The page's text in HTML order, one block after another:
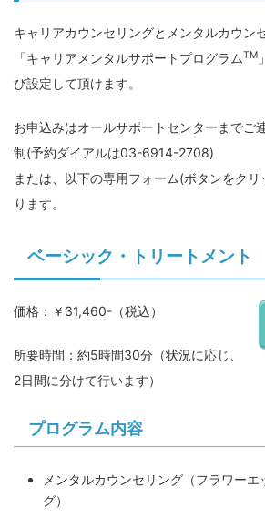
キャリアカウンセリングとメンタルカウン
「キャリアメンタルサポートプログラムTM
び設定して頂けます。
お申込みはオールサポートセンターまでご
制(予約ダイアルは03-6914-2708)
または、以下の専用フォーム(ボタンをク
ります。
ベーシック・トリートメント
価格：￥31,460-（税込）
所要時間：約5時間30分（状況に応じ、
2日間に分けて行います）
プログラム内容
メンタルカウンセリング（フラワー
グ）